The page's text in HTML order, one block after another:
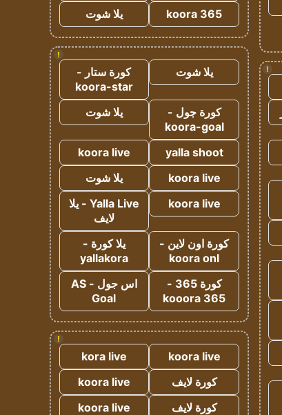
!
koora 365
يلا شوت
!
يلا شوت
كورة ستار -
koora-star
كورة جول -
koora-goal
يلا شوت
yalla shoot
koora live
koora live
يلا شوت
koora live
Yalla Live - يلا
لايف
كورة اون لاين -
koora onl
يلا كورة -
yallakora
كورة 365 -
kooora 365
اس جول - AS
Goal
!
koora live
kora live
كورة لايف
koora live
كورة لايف
koora live